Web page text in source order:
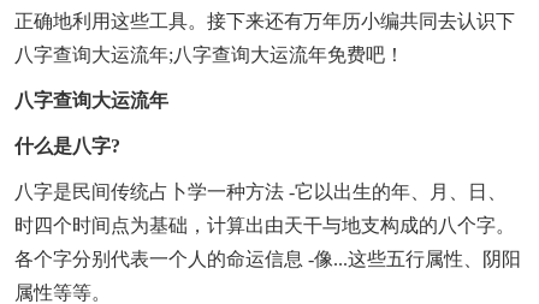
正确地利用这些工具。接下来还有万年历小编共同去认识下
八字查询大运流年;八字查询大运流年免费吧！
八字查询大运流年
什么是八字?
八字是民间传统占卜学一种方法 -它以出生的年、月、日、
时四个时间点为基础，计算出由天干与地支构成的八个字。
各个字分别代表一个人的命运信息 -像...这些五行属性、阴阳
属性等等。